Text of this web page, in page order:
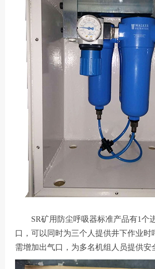
SR矿用防尘呼吸器标准产品有1个
口，可以同时为三个人提供井下作业时
需增加出气口，为多名机组人员提供安